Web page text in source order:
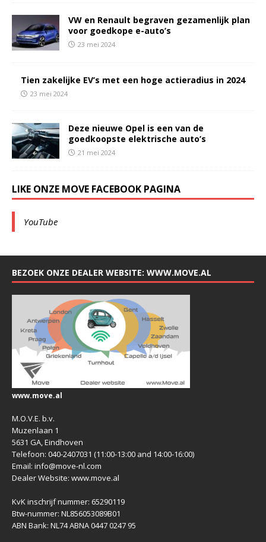
VW en Renault begraven gezamenlijk plan
voor goedkope e-auto’s
23 mei 2024
Tien zakelijke EV’s met een hoge actieradius in 2024
23 mei 2024
Deze nieuwe Opel is een van de
goedkoopste elektrische auto’s
21 mei 2024
LIKE ONZE MOVE FACEBOOK PAGINA
YouTube
BEZOEK ONZE DEALER WEBSITE: WWW.MOVE.AL
www.move.al
M.O.V.E. b.v.
Muzenlaan 1
5631 GA, Eindhoven
Telefoon: 040-2407031 (11:00-13:00 and 14:00-16:00)
Email: info@move-nl.com
Dealer Website: www.move.al
KvK inschrijf nummer: 65290119
Btw-nummer: NL856053089B01
ABN Bank: NL74 ABNA 0447 0247 95